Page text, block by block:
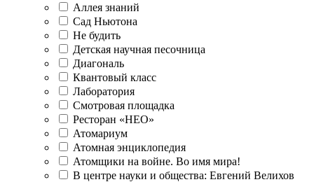
Аллея знаний
Сад Ньютона
Не будить
Детская научная песочница
Диагональ
Квантовый класс
Лаборатория
Смотровая площадка
Ресторан «НЕО»
Атомариум
Атомная энциклопедия
Атомщики на войне. Во имя мира!
В центре науки и общества: Евгений Велихов